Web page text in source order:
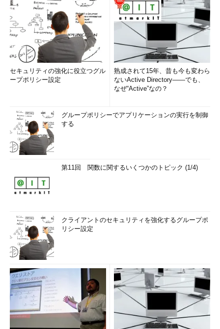
セキュリティの強化に役立つグル
ープポリシー設定
熟成されて15年、昔も今も変わら
ないActive Directory――でも、
なぜ“Active”なの？
グループポリシーでアプリケーションの実行を制御
する
第11回 関数に関するいくつかのトピック (1/4)
クライアントのセキュリティを強化するグループポ
リシー設定